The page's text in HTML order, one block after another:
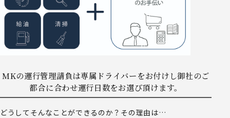
MKの運行管理請負は専属ドライバーをお付けし御社のご
都合に合わせ運行日数をお選び頂けます。
どうしてそんなことができるのか？その理由は…